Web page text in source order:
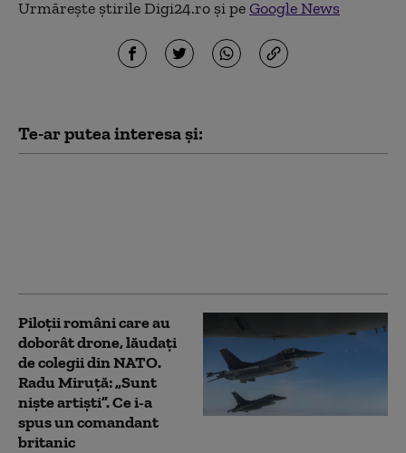
Urmărește știrile Digi24.ro și peGoogle News
Te-ar putea interesa și:
Piloții români care au
doborât drone, lăudați
de colegii din NATO.
Radu Miruță: „Sunt
niște artiști”. Ce i-a
spus un comandant
britanic